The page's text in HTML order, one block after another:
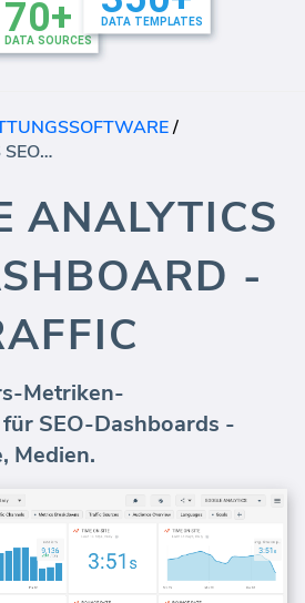
/
GOOGLE ANALYTICS SEO-DASHBOARD - ALLE TRAFFIC
ANALYTICS
-
Metriken-
SEO-Dashboards -
Medien.